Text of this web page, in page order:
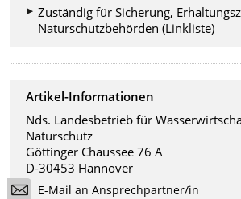
Zuständig für Sicherung,
Naturschutzbehörden (Linkliste)
Artikel-Informationen
Nds. Landesbetrieb für
Naturschutz
Göttinger Chaussee 76 A
D-30453 Hannover
E-Mail an Ansprechpartner/in